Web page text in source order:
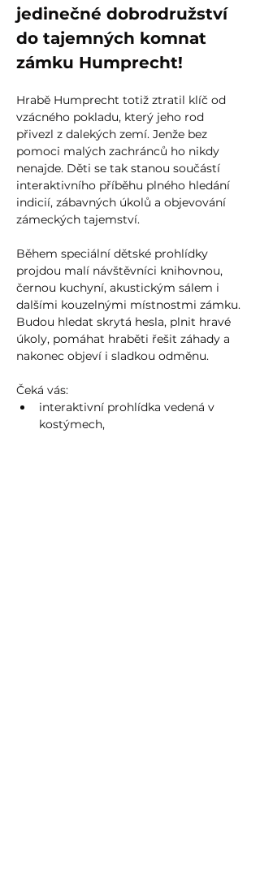
jedinečné dobrodružství
do tajemných komnat
zámku Humprecht!
Hrabě Humprecht totiž ztratil klíč od
vzácného pokladu, který jeho rod
přivezl z dalekých zemí. Jenže bez
pomoci malých zachránců ho nikdy
nenajde. Děti se tak stanou součástí
interaktivního příběhu plného hledání
indicií, zábavných úkolů a objevování
zámeckých tajemství.
Během speciální dětské prohlídky
projdou malí návštěvníci knihovnou,
černou kuchyní, akustickým sálem i
dalšími kouzelnými místnostmi zámku.
Budou hledat skrytá hesla, plnit hravé
úkoly, pomáhat hraběti řešit záhady a
nakonec objeví i sladkou odměnu.
Čeká vás:
interaktivní prohlídka vedená v
kostýmech,